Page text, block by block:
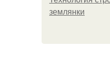
землянки